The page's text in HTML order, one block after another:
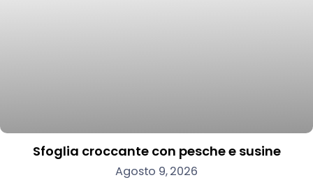
Sfoglia croccante con pesche e susine
Agosto 9, 2026